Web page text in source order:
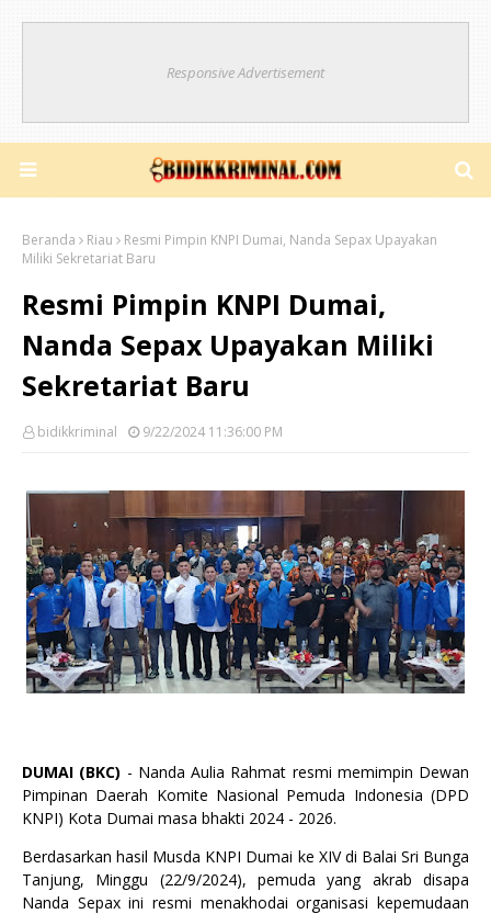
Responsive Advertisement
Beranda Riau
Resmi Pimpin KNPI Dumai, Nanda Sepax Upayakan
Miliki Sekretariat Baru
Resmi Pimpin KNPI Dumai,
Nanda Sepax Upayakan Miliki
Sekretariat Baru
bidikkriminal 9/22/2024 11:36:00 PM
DUMAI (BKC) - Nanda Aulia Rahmat resmi memimpin Dewan
Pimpinan Daerah Komite Nasional Pemuda Indonesia (DPD
KNPI) Kota Dumai masa bhakti 2024 - 2026.
Berdasarkan hasil Musda KNPI Dumai ke XIV di Balai Sri Bunga
Tanjung, Minggu (22/9/2024), pemuda yang akrab disapa
Nanda Sepax ini resmi menakhodai organisasi kepemudaan